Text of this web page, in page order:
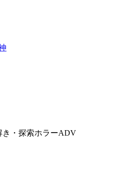
き・探索ホラーADV